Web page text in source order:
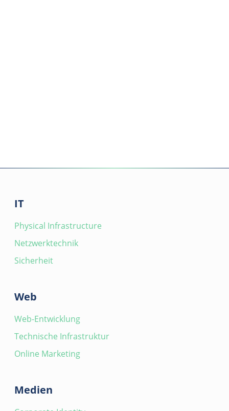
IT
Physical Infrastructure
Netzwerktechnik
Sicherheit
Web
Web-Entwicklung
Technische Infrastruktur
Online Marketing
Medien